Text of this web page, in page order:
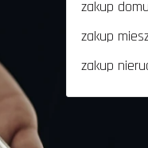
zakup
zakup
zakup